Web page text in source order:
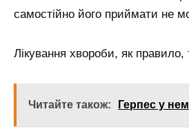
самостійно його приймати не
Лікування хвороби, як правило,
Читайте також: Герпес у